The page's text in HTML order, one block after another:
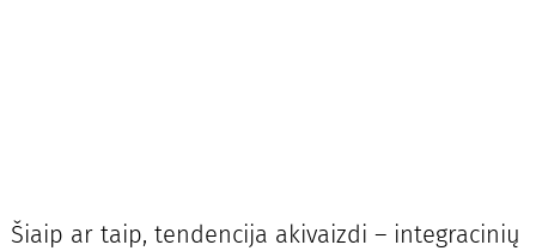
Šiaip ar taip, tendencija akivaizdi – integracinių